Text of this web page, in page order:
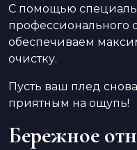
С помощью
профессионального
обеспечиваем
очистку.
Пусть ваш плед
приятным на ощупь!
Бережное